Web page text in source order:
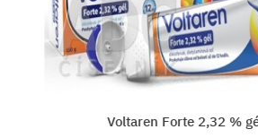
Voltaren Forte 2,32 % gél